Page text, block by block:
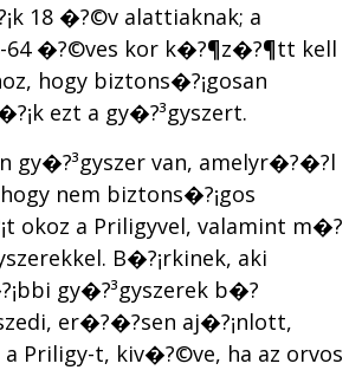
18 �?©v alattiaknak; a
64 �?©ves kor k�?¶z�?¶tt kell
hogy biztons�?¡gosan
ezt a gy�?³gyszert.
gy�?³gyszer van, amelyr�?�?l
nem biztons�?¡gos
okoz a Priligyvel, valamint m�?
B�?¡rkinek, aki
gy�?³gyszerek b�?
er�?�?sen aj�?¡nlott,
a Priligy-t, kiv�?©ve, ha az orvos